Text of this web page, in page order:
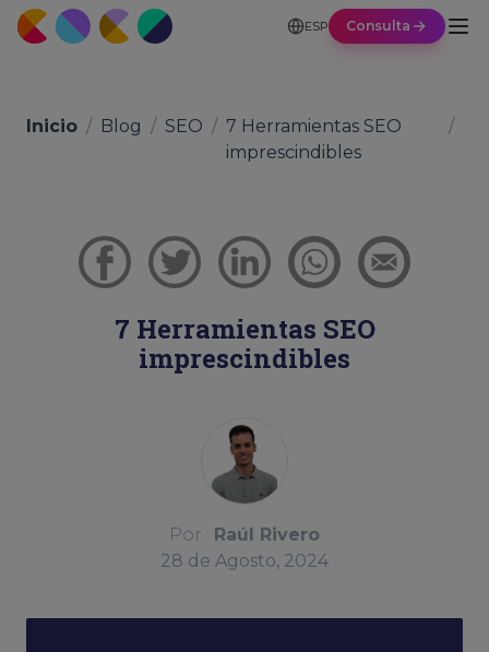
ESP Consulta
Inicio / Blog / SEO / 7 Herramientas SEO
imprescindibles
/
7 Herramientas SEO
imprescindibles
Por : Raúl Rivero
28 de Agosto, 2024